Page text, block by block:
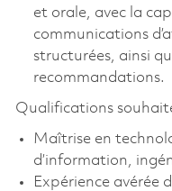
et orale, avec la
communications
structurées, ainsi
recommandations.
Qualifications
Maîtrise en
d’information,
Expérience avérée